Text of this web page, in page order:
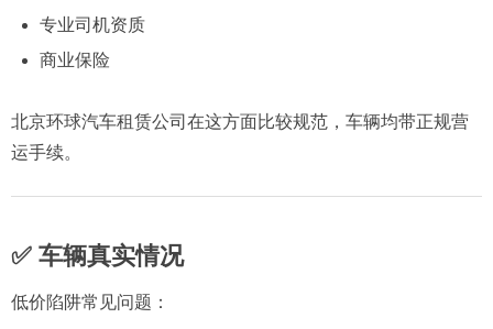
专业司机资质
商业保险
北京环球汽车租赁公司在这方面比较规范，车辆均带正规营
运手续。
✅ 车辆真实情况
低价陷阱常见问题：